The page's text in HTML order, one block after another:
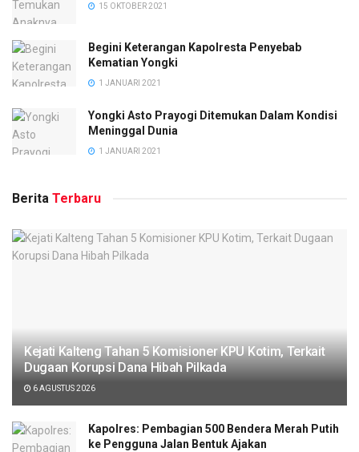
15 OKTOBER 2021
Begini Keterangan Kapolresta Penyebab
Kematian Yongki
1 JANUARI 2021
Yongki Asto Prayogi Ditemukan Dalam Kondisi
Meninggal Dunia
1 JANUARI 2021
Berita Terbaru
Kejati Kalteng Tahan 5 Komisioner KPU Kotim, Terkait
Dugaan Korupsi Dana Hibah Pilkada
6 AGUSTUS 2026
Kapolres: Pembagian 500 Bendera Merah Putih
ke Pengguna Jalan Bentuk Ajakan